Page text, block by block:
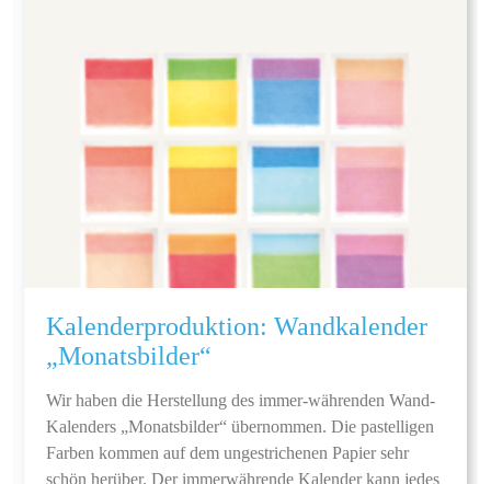
Kalenderproduktion: Wandkalender
„Monatsbilder“
Wir haben die Herstellung des immer-währenden Wand-
Kalenders „Monatsbilder“ übernommen. Die pastelligen
Farben kommen auf dem ungestrichenen Papier sehr
schön herüber. Der immerwährende Kalender kann jedes